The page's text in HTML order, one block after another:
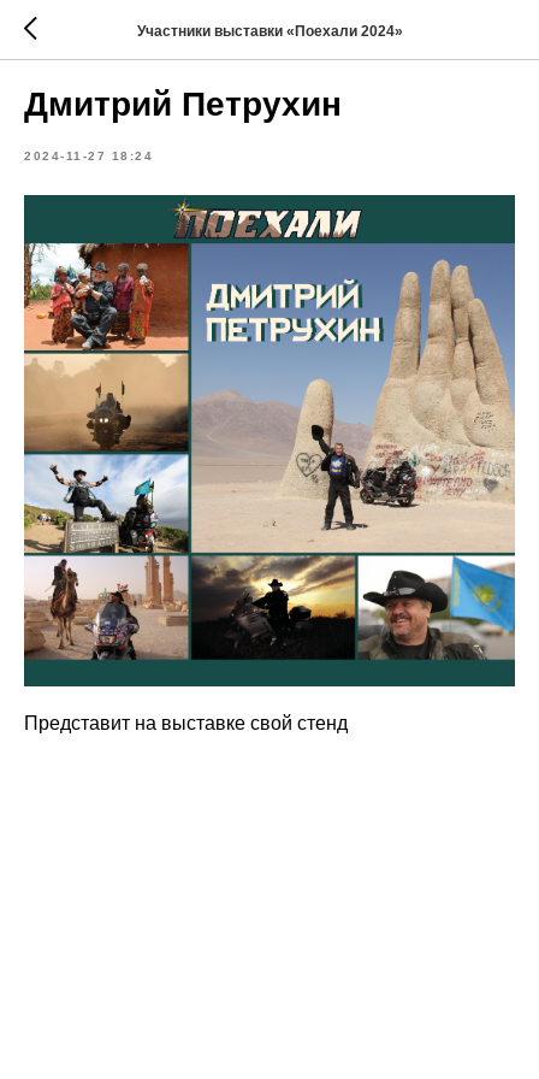
Участники выставки «Поехали 2024»
Дмитрий Петрухин
2024-11-27 18:24
Представит на выставке свой стенд